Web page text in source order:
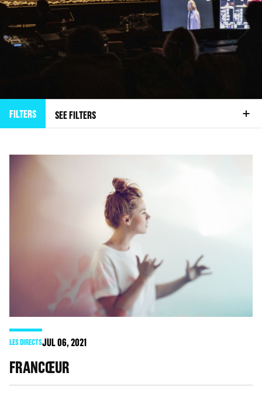
FILTERS SEE FILTERS
LES DIRECTSJUL06, 2021
FRANCŒUR